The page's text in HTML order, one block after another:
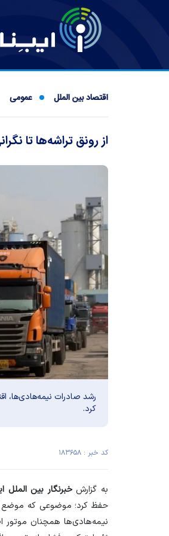
اقتصاد بین الملل عمومی
از رونق تراشه‌ها تا
رشد صادرات نیمه‌هادی‌ها،
کرد.
کد خبر : ۱۸۳۶۵۸
به گزارشخبرنگار بین الملل
حفظ کرد؛ موضوعی که موضع
نیمه‌هادی‌ها همچنان